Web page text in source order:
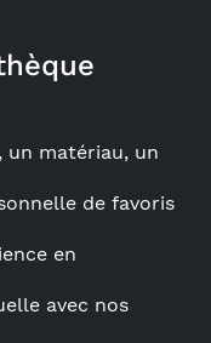
un matériau, un
de favoris
en
avec nos